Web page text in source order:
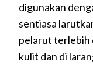
digunakan
sentiasa
pelarut terlebih
kulit dan di